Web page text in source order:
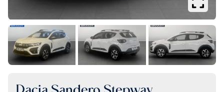
Se
större
bilder